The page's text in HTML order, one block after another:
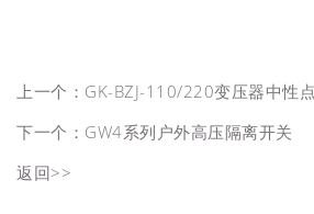
上一个： GK-BZJ-110/220变压器中性
下一个： GW4系列户外高压隔离开关
返回>>